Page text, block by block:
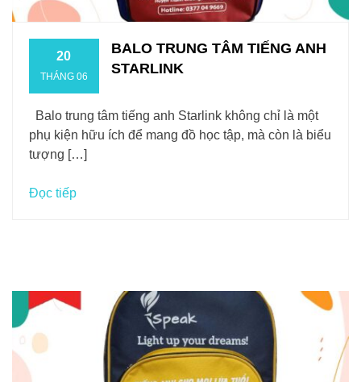
20
THÁNG 06
BALO TRUNG TÂM TIẾNG ANH
STARLINK
Balo trung tâm tiếng anh Starlink không chỉ là một
phụ kiện hữu ích để mang đồ học tập, mà còn là biểu
tượng […]
Đọc tiếp